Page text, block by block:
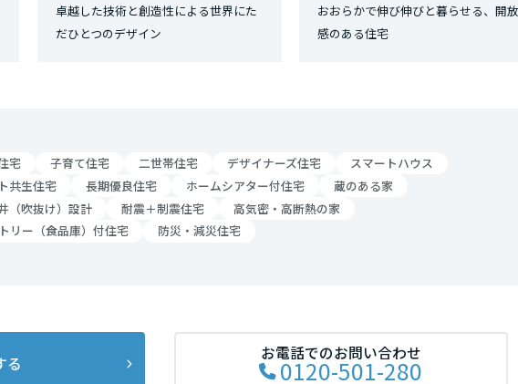
卓越した技術と創造性による世界にた
だひとつのデザイン
おおらかで伸び伸びと暮らせる、開放
感のある住宅
宅 子育て住宅 二世帯住宅 デザイナーズ住宅
スマートハウス
共生住宅
長期優良住宅 ホームシアター付住宅
蔵のある家
（吹抜け）設計
耐震＋制震住宅
高気密・高断熱の家
リー（食品庫）付住宅
防災・減災住宅
る
お電話でのお問い合わせ
0120-501-280
奈良県
鳥取県